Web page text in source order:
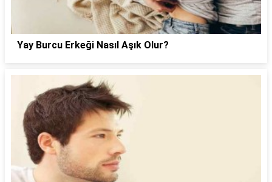
Yay Burcu Erkeği Nasıl Aşık Olur?